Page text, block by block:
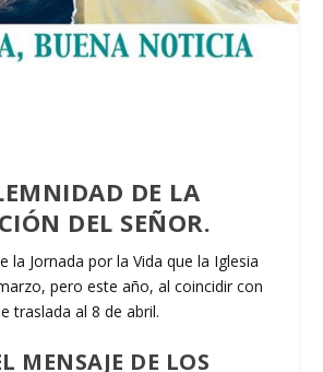
DE LA
DEL SEÑOR.
la Jornada por la Vida que la Iglesia
pero este año, al coincidir con
traslada al 8 de abril.
MENSAJE DE LOS